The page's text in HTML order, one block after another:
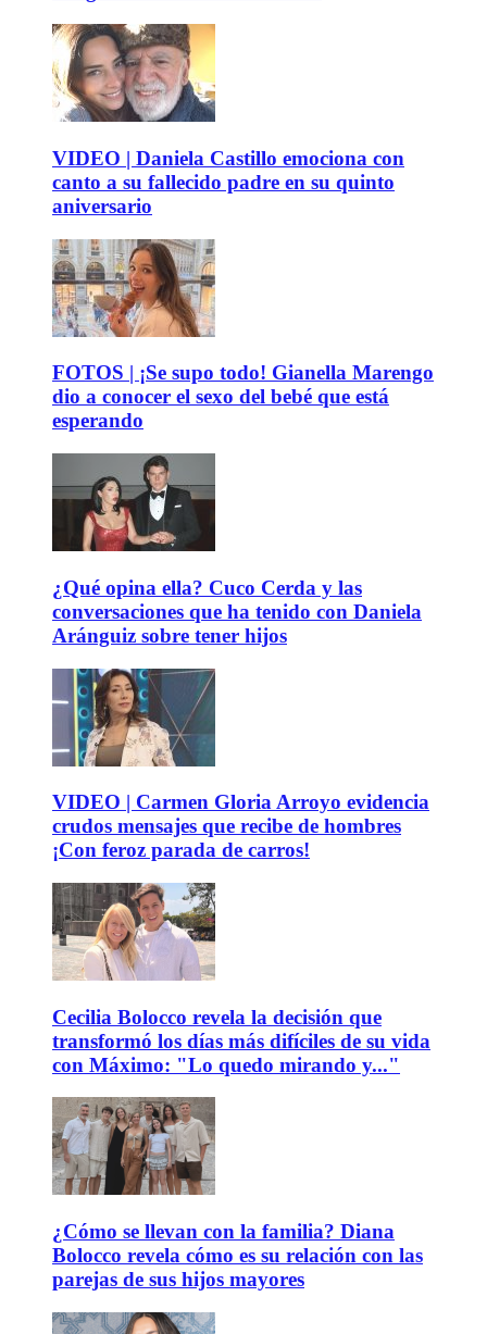
VIDEO | Daniela Castillo emociona con
canto a su fallecido padre en su quinto
aniversario
FOTOS | ¡Se supo todo! Gianella Marengo
dio a conocer el sexo del bebé que está
esperando
¿Qué opina ella? Cuco Cerda y las
conversaciones que ha tenido con Daniela
Aránguiz sobre tener hijos
VIDEO | Carmen Gloria Arroyo evidencia
crudos mensajes que recibe de hombres
¡Con feroz parada de carros!
Cecilia Bolocco revela la decisión que
transformó los días más difíciles de su vida
con Máximo: "Lo quedo mirando y..."
¿Cómo se llevan con la familia? Diana
Bolocco revela cómo es su relación con las
parejas de sus hijos mayores